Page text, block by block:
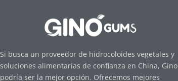
Si busca un proveedor de hidrocoloides vegetales y
soluciones alimentarias de confianza en China, Gino
podría ser la mejor opción. Ofrecemos mejores